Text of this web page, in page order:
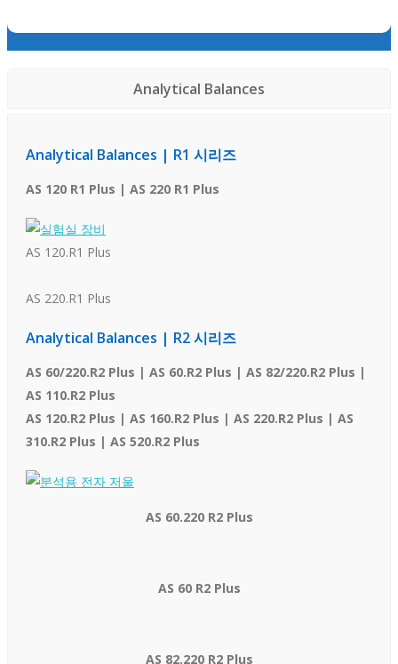
Analytical Balances
Analytical Balances | R1 시리즈
AS 120 R1 Plus | AS 220 R1 Plus
AS 120.R1 Plus
AS 220.R1 Plus
Analytical Balances | R2 시리즈
AS 60/220.R2 Plus | AS 60.R2 Plus | AS 82/220.R2 Plus |
AS 110.R2 Plus
AS 120.R2 Plus | AS 160.R2 Plus | AS 220.R2 Plus | AS
310.R2 Plus | AS 520.R2 Plus
AS 60.220 R2 Plus
AS 60 R2 Plus
AS 82.220 R2 Plus